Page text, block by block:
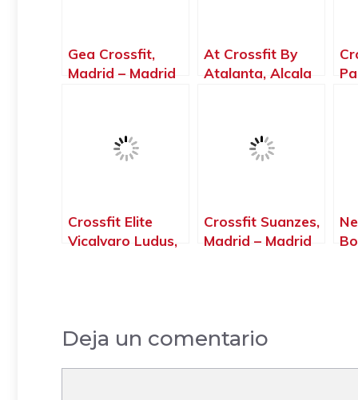
Gea Crossfit,
Madrid – Madrid
At Crossfit By
Atalanta, Alcala
Crossfit Elite
Vicalvaro Ludus,
Crossfit Suanzes,
Madrid – Madrid
Deja un comentario